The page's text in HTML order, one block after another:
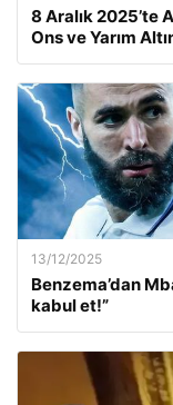
8 Aralık 2025’te
Ons ve Yarım
13/12/2025
Benzema’dan
kabul et!”